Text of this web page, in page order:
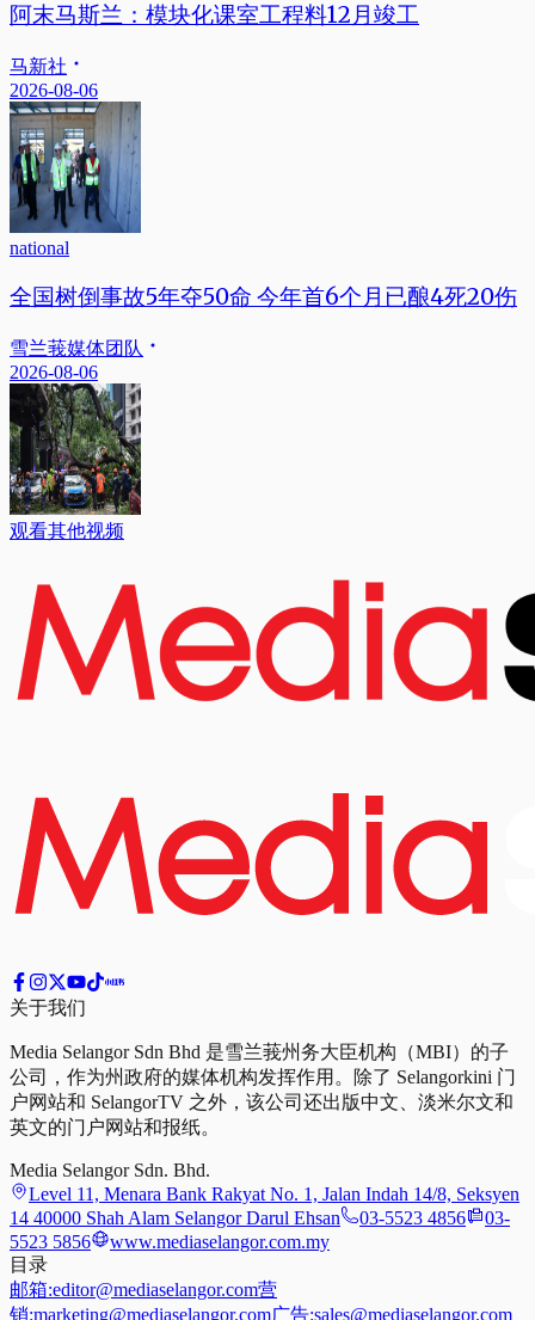
阿末马斯兰：模块化课室工程料12月竣工
马新社
2026-08-06
national
全国树倒事故5年夺50命 今年首6个月已酿4死20伤
雪兰莪媒体团队
2026-08-06
观看其他视频
关于我们
Media Selangor Sdn Bhd 是雪兰莪州务大臣机构（MBI）的子
公司，作为州政府的媒体机构发挥作用。除了 Selangorkini 门
户网站和 SelangorTV 之外，该公司还出版中文、淡米尔文和
英文的门户网站和报纸。
Media Selangor Sdn. Bhd.
Level 11, Menara Bank Rakyat No. 1, Jalan Indah 14/8, Seksyen
14 40000 Shah Alam Selangor Darul Ehsan
03-5523 4856
03-
5523 5856
www.mediaselangor.com.my
目录
邮箱:editor@mediaselangor.com营
销:marketing@mediaselangor.com广告:sales@mediaselangor.com